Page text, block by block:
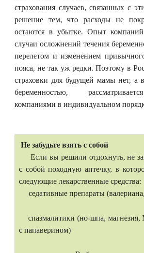
страхования случаев, связанных с
решение тем, что расходы не
остаются в убытке. Опыт компаний
случаи осложнений течения
перелетом и изменением
пояса, не так уж редки. Поэтому в
страховки для будущей мамы нет, а
беременностью,
компаниями в индивидуальном
Не забудьте взять с собой
Если вы решили отдохнуть, не
с собой походную аптечку, в
следующие лекарственные средства:
седативные препараты
спазмалитики (но-шпа, магнезия,
с папаверином)